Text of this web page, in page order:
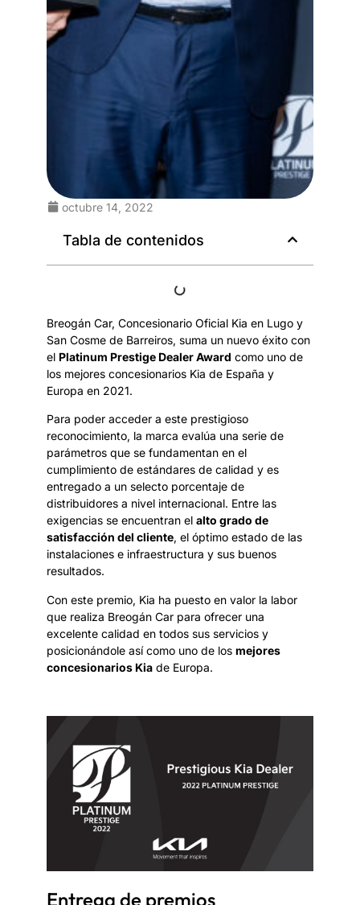
octubre 14, 2022
Tabla de contenidos
Breogán Car, Concesionario Oficial Kia en Lugo y
San Cosme de Barreiros, suma un nuevo éxito con
el Platinum Prestige Dealer Award como uno de
los mejores concesionarios Kia de España y
Europa en 2021.
Para poder acceder a este prestigioso
reconocimiento, la marca evalúa una serie de
parámetros que se fundamentan en el
cumplimiento de estándares de calidad y es
entregado a un selecto porcentaje de
distribuidores a nivel internacional. Entre las
exigencias se encuentran elalto grado de
satisfacción del cliente, el óptimo estado de las
instalaciones e infraestructura y sus buenos
resultados.
Con este premio, Kia ha puesto en valor la labor
que realiza Breogán Car para ofrecer una
excelente calidad en todos sus servicios y
posicionándole así como uno de losmejores
concesionarios Kia de Europa.
Entrega de premios